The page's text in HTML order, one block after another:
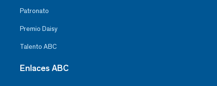
Patronato
Premio Daisy
Talento ABC
Enlaces ABC